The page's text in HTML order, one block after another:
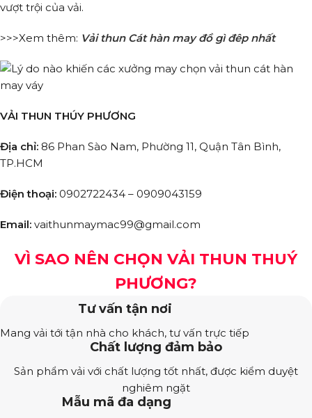
vượt trội của vải.
>>>Xem thêm: Vải thun Cát hàn may đồ gì đêp nhất
VẢI THUN THÚY PHƯƠNG
Địa chỉ: 86 Phan Sào Nam, Phường 11, Quận Tân Bình,
TP.HCM
Điện thoại: 0902722434 – 0909043159
Email: vaithunmaymac99@gmail.com
VÌ SAO NÊN CHỌN VẢI THUN THUÝ
PHƯƠNG?
Tư vấn tận nơi
Mang vải tới tận nhà cho khách, tư vấn trực tiếp
Chất lượng đảm bảo
Sản phẩm vải với chất lượng tốt nhất, được kiểm duyệt
nghiêm ngặt
Mẫu mã đa dạng